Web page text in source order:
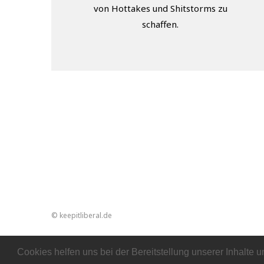
Cookies helfen uns bei der Bereitstellung unserer Inhalte
von Hottakes und Shitstorms zu
schaffen.
© keepitliberal.de